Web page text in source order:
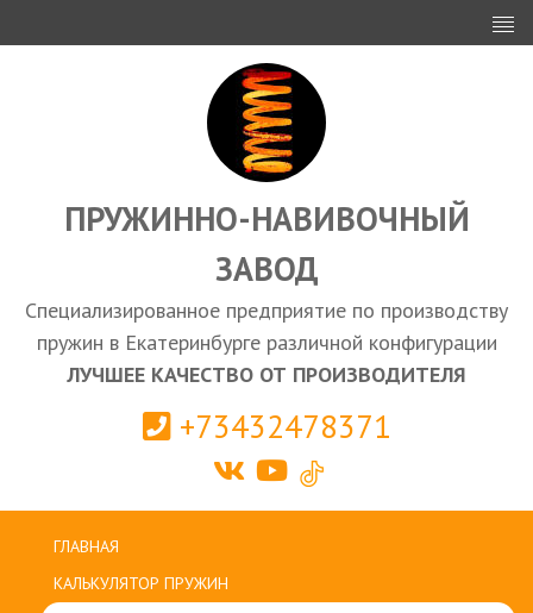
ИНВЕСТОРАМ
ПРОЕКТИРОВАНИЕ
ЭКСПОРТ
ЗАКУПКИ
КАЛЬКУЛЯТОР ПРУЖИН
Екатеринбург
ПРУЖИННО-НАВИВОЧНЫЙ
ЗАВОД
Специализированное предприятие по производству
пружин в Екатеринбурге различной конфигурации
ЛУЧШЕЕ КАЧЕСТВО ОТ ПРОИЗВОДИТЕЛЯ
+73432478371
ГЛАВНАЯ
КАЛЬКУЛЯТОР ПРУЖИН